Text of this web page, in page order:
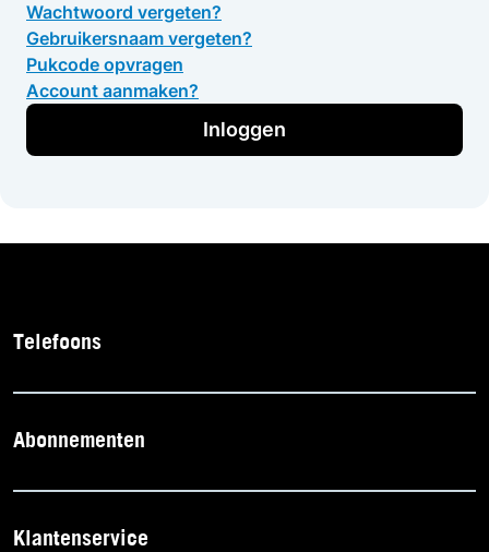
Wachtwoord vergeten?
Gebruikersnaam vergeten?
Pukcode opvragen
Account aanmaken?
Inloggen
Telefoons
Abonnementen
Klantenservice